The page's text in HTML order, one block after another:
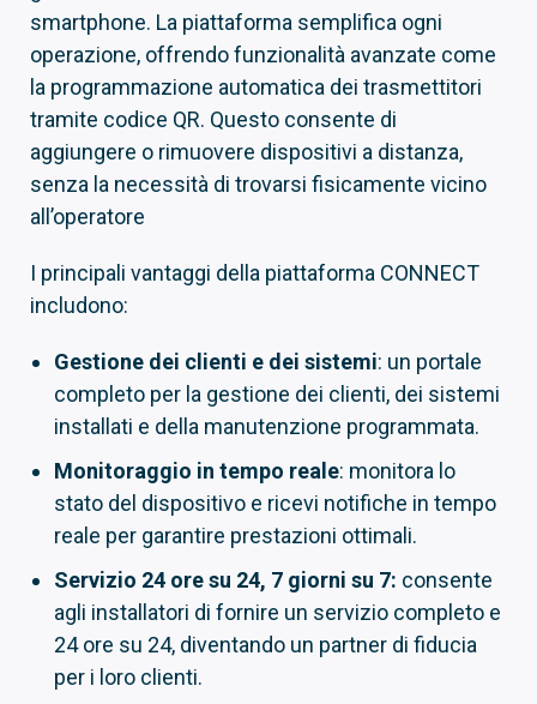
smartphone. La piattaforma semplifica ogni
operazione, offrendo funzionalità avanzate come
la programmazione automatica dei trasmettitori
tramite codice QR. Questo consente di
aggiungere o rimuovere dispositivi a distanza,
senza la necessità di trovarsi fisicamente vicino
all’operatore
I principali vantaggi della piattaforma CONNECT
includono:
Gestione dei clienti e dei sistemi: un portale
completo per la gestione dei clienti, dei sistemi
installati e della manutenzione programmata.
Monitoraggio in tempo reale: monitora lo
stato del dispositivo e ricevi notifiche in tempo
reale per garantire prestazioni ottimali.
Servizio 24 ore su 24, 7 giorni su 7: consente
agli installatori di fornire un servizio completo e
24 ore su 24, diventando un partner di fiducia
per i loro clienti.